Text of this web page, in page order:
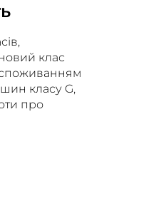
клас
класу G,
про